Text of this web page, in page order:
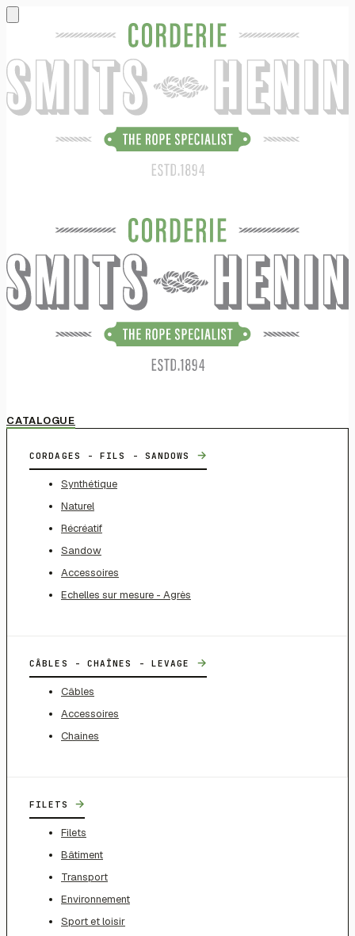
CATALOGUE
CORDAGES - FILS - SANDOWS →
Synthétique
Naturel
Récréatif
Sandow
Accessoires
Echelles sur mesure - Agrès
CÂBLES - CHAÎNES - LEVAGE →
Câbles
Accessoires
Chaines
FILETS →
Filets
Bâtiment
Transport
Environnement
Sport et loisir